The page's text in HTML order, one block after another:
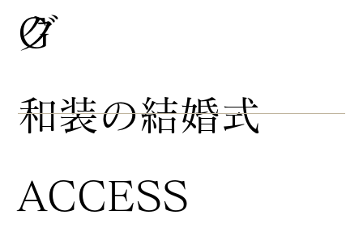
グ
​和装の結婚式
G
ACCESS